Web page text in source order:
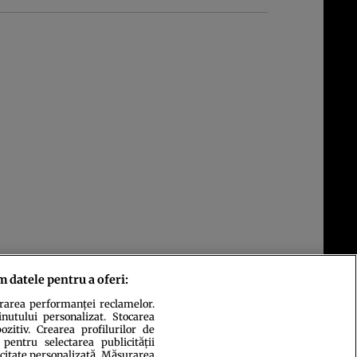
datele pentru a oferi:
performanței reclamelor.
personalizat. Stocarea
Crearea profilurilor de
selectarea publicității
personalizată. Măsurarea